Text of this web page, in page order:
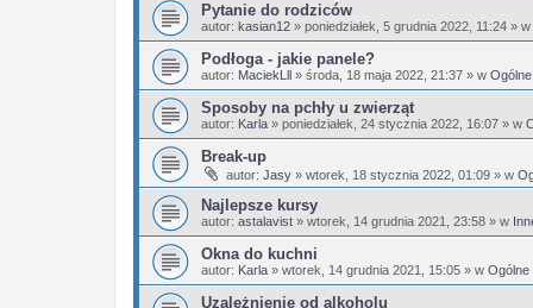
Pytanie do rodziców
autor: kasian12 » poniedziałek, 5 grudnia 2022, 11:24 » w
Podłoga - jakie panele?
autor: MaciekLll » środa, 18 maja 2022, 21:37 » w Ogólne
Sposoby na pchły u zwierząt
autor: Karla » poniedziałek, 24 stycznia 2022, 16:07 » w
Break-up
autor: Jasy » wtorek, 18 stycznia 2022, 01:09 » w
Najlepsze kursy
autor: astalavist » wtorek, 14 grudnia 2021, 23:58 » w
Okna do kuchni
autor: Karla » wtorek, 14 grudnia 2021, 15:05 » w Ogólne
Uzależnienie od alkoholu